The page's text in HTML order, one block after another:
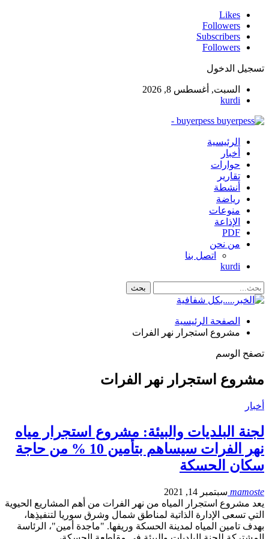
Likes
Followers
Subscribers
Followers
تسجيل الدخول
السبت, أغسطس 8, 2026
kurdi
buyerpess -
الرئيسية
أخبار
حوارات
تقارير
أنشطة
رياضة
منوعات
الإذاعة
PDF
من نحن
اتصل بنا
kurdi
الصفحة الرئيسية
مشروع استجرار نهر الفرات
تصفح الوسم
مشروع استجرار نهر الفرات
أخبار
لجنة البلديات والبيئة: مشروع استجرار مياه
نهر الفرات سيساهم بتأمين 10 % من حاجة
سكان الحسكة
mamoste سبتمبر 14, 2021
يعد مشروع استجرار المياه من نهر الفرات من أهم المشاريع الحيوية
التي تسعى الإدارة الذاتية لمناطق شمال وشرق سوريا لتنفيذِها،
بهدف تامين المياه لمدينة الحسكة وريفها. "ماجدة أمين"، الرئاسة